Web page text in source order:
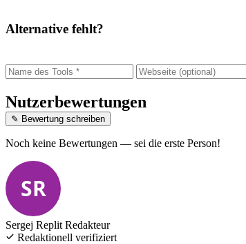
Alternative fehlt?
Nutzerbewertungen
✎ Bewertung schreiben
Noch keine Bewertungen — sei die erste Person!
SR
Sergej Replit Redakteur
Redaktionell verifiziert